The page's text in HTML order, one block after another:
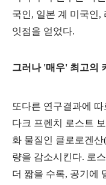
국인, 일본 계 미국인,
잇점을 얻었다.
그러나 '매우' 최고의
또다른 연구결과에
다크 프렌치 로스트
화 물질인 클로로겐산
량을 감소시킨다. 로
더 짧을 수록, 공기에